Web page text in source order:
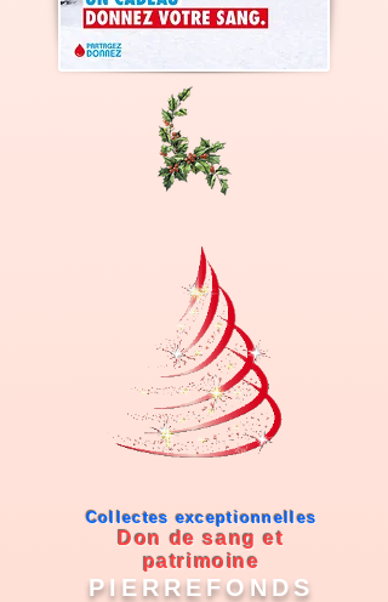
Collectes exceptionnelles
Don de sang et
patrimoine
PIERREFONDS